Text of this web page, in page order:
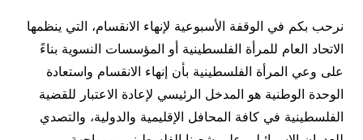
نرحب بكم في الوقفة الأسبوعية لإنهاء الانقسام، التي ينظمها
الاتحاد العام للمرأة الفلسطينية أو المؤسسات النسوية بناءً
على وعي المرأة الفلسطينية بأن إنهاء الانقسام واستعادة
الوحدة الوطنية هو المدخل الرئيسي لإعادة الاعتبار للقضية
الفلسطينية في كافة المحافل الإقليمية والدولية، والتصدي